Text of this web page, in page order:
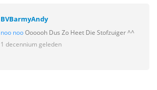
BVBarmyAndy
noo nooOooooh Dus Zo Heet Die Stofzuiger ^^
1 decennium geleden